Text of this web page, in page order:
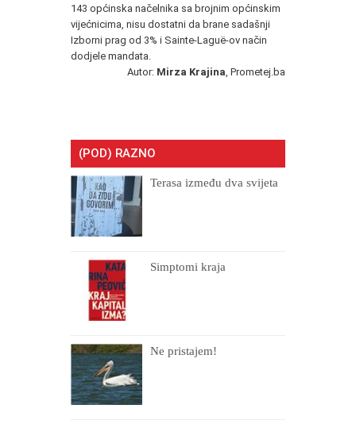
143 općinska načelnika sa brojnim općinskim
vijećnicima, nisu dostatni da brane sadašnji
Izborni prag od 3% i Sainte-Laguë-ov način
dodjele mandata.
Autor: Mirza Krajina, Prometej.ba
(POD) RAZNO
Terasa između dva svijeta
Simptomi kraja
Ne pristajem!